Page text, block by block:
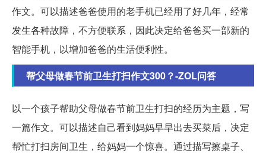
作文。可以描述爸爸使用的老手机已经用了好几年，经常
发生各种故障，不方便联系，因此决定给爸爸买一部新的
智能手机，以增加爸爸的生活便利性。
帮父母做春节前卫生打扫作文300？-ZOL问答
以一个孩子帮助父母做春节前卫生打扫的经历为主题，写
一篇作文。可以描述自己看到妈妈早早出去买菜后，决定
帮忙打扫房间卫生，给妈妈一个惊喜。通过描写擦桌子、